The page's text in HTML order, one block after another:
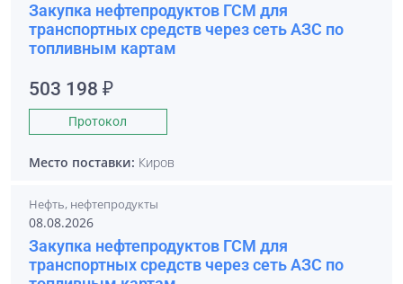
Закупка нефтепродуктов ГСМ для
транспортных средств через сеть АЗС по
топливным картам
503 198 ₽
Протокол
Место поставки: Киров
Нефть, нефтепродукты
08.08.2026
Закупка нефтепродуктов ГСМ для
транспортных средств через сеть АЗС по